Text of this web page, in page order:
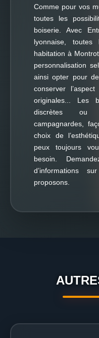
Comme pour vos
toutes les
boiserie. Avec
lyonnaise,
habitation à
personnalisation
ainsi opter pour
conserver
originales... Les
discrètes ou
campagnardes,
choix de
peux toujours
besoin.
d’informations
proposons.